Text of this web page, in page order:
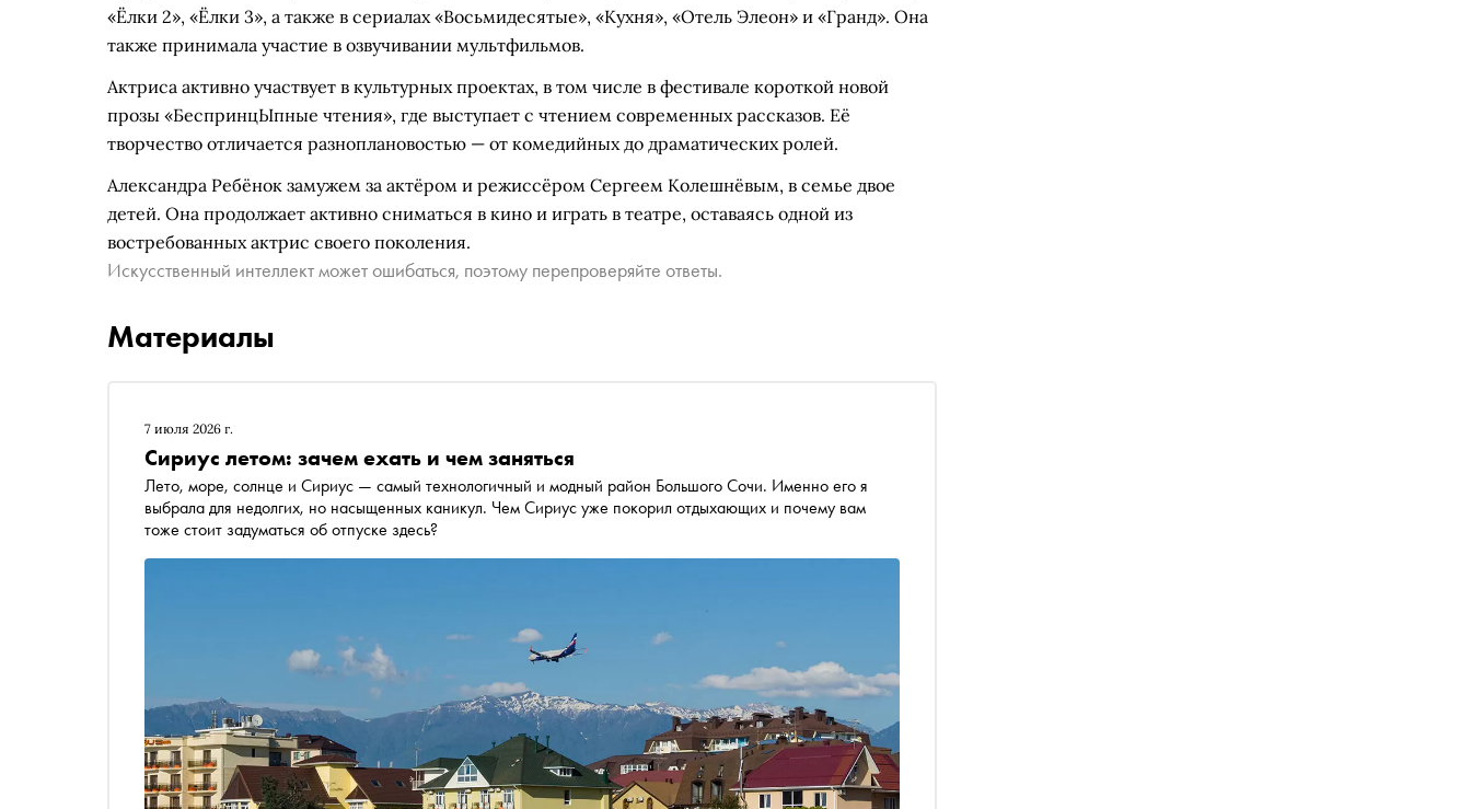
«Ёлки 2», «Ёлки 3», а также в сериалах «Восьмидесятые», «Кухня», «Отель Элеон» и «Гранд». Она
также принимала участие в озвучивании мультфильмов.
Актриса активно участвует в культурных проектах, в том числе в фестивале короткой новой
прозы «БеспринцЫпные чтения», где выступает с чтением современных рассказов. Её
творчество отличается разноплановостью — от комедийных до драматических ролей.
Александра Ребёнок замужем за актёром и режиссёром Сергеем Колешнёвым, в семье двое
детей. Она продолжает активно сниматься в кино и играть в театре, оставаясь одной из
востребованных актрис своего поколения.
Искусственный интеллект может ошибаться, поэтому перепроверяйте ответы.
Материалы
7 июля 2026 г.
Сириус летом: зачем ехать и чем заняться
Лето, море, солнце и Сириус — самый технологичный и модный район Большого Сочи. Именно его я
выбрала для недолгих, но насыщенных каникул. Чем Сириус уже покорил отдыхающих и почему вам
тоже стоит задуматься об отпуске здесь?